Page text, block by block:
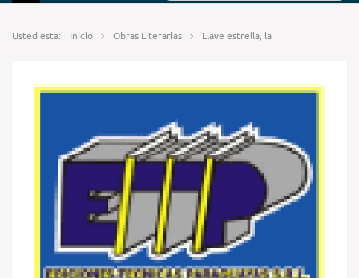
Usted esta: Inicio Obras Literarias Llave estrella, la